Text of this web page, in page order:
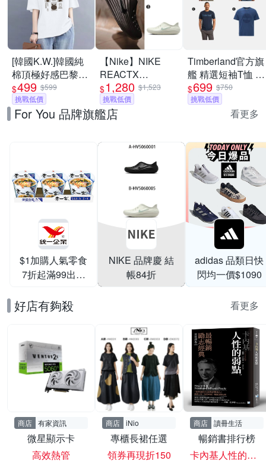
[韓國K.W.]韓國純
棉頂極好感巴黎設
計華麗上衣(壓褶/
中大尺碼/修身/輕
薄/小香風)
$499 $599
挑戰低價
【Nike】NIKE
REACTX
REJUVEN8 運動
涼鞋 懶人鞋 洞洞
鞋 男女 A-
HV5060005
$1,280 $1,523
挑戰低價
Timberland官方旗
艦 精選短袖T恤 素
T 男款(多款任選)
$699 $750
挑戰低價
For You 品牌旗艦店 看更多
$1加購人氣零食
7折起滿99出貨
NIKE 品牌慶 結
帳84折
adidas 品類日快
閃均一價$1090
好店有夠殺 看更多
商店 有家資訊
微星顯示卡
高效熱管
商店 iNio
專櫃長裙任選
領券再現折150
商店 讀冊生活
暢銷書排行榜
卡內基人性的弱點